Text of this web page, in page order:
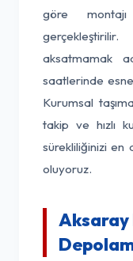
göre
aksatmamak
saatlerinde
Kurumsal
takip ve hızlı
sürekliliğinizi en
oluyoruz.
Aksaray